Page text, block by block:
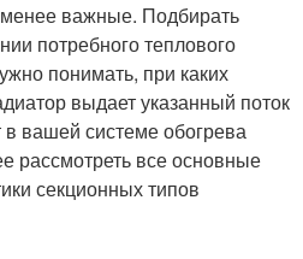
важные. Подбирать
потребного теплового
понимать, при каких
выдает указанный поток
в вашей системе обогрева
рассмотреть все основные
секционных типов